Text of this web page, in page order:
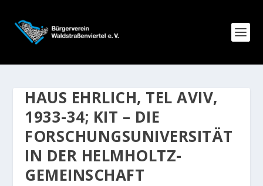
HAUS EHRLICH, TEL AVIV,
1933-34; KIT – DIE
FORSCHUNGSUNIVERSITÄT
IN DER HELMHOLTZ-
GEMEINSCHAFT